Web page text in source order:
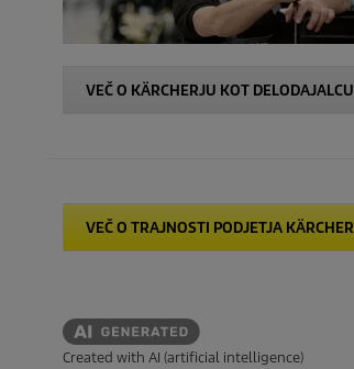
VEČ O KÄRCHERJU KOT DELODAJALCU
VEČ O TRAJNOSTI PODJETJA KÄRCHER
Created with AI (artificial intelligence)